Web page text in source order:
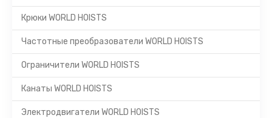
Крюки WORLD HOISTS
Частотные преобразователи WORLD HOISTS
Ограничители WORLD HOISTS
Канаты WORLD HOISTS
Электродвигатели WORLD HOISTS